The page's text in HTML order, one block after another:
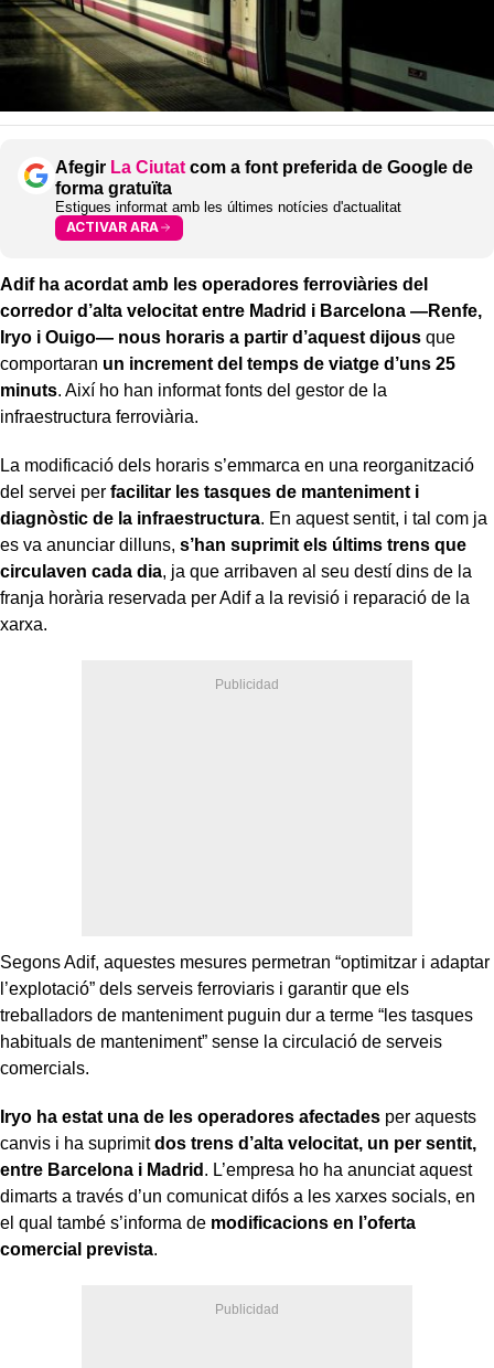
Afegir La Ciutat com a font preferida de Google de
forma gratuïta
Estigues informat amb les últimes notícies d'actualitat
ACTIVAR ARA
Adif ha acordat amb les operadores ferroviàries del
corredor d’alta velocitat entre Madrid i Barcelona —Renfe,
Iryo i Ouigo— nous horaris a partir d’aquest dijous que
comportaran un increment del temps de viatge d’uns 25
minuts. Així ho han informat fonts del gestor de la
infraestructura ferroviària.
La modificació dels horaris s’emmarca en una reorganització
del servei per facilitar les tasques de manteniment i
diagnòstic de la infraestructura. En aquest sentit, i tal com ja
es va anunciar dilluns, s’han suprimit els últims trens que
circulaven cada dia, ja que arribaven al seu destí dins de la
franja horària reservada per Adif a la revisió i reparació de la
xarxa.
Segons Adif, aquestes mesures permetran “optimitzar i adaptar
l’explotació” dels serveis ferroviaris i garantir que els
treballadors de manteniment puguin dur a terme “les tasques
habituals de manteniment” sense la circulació de serveis
comercials.
Iryo ha estat una de les operadores afectades per aquests
canvis i ha suprimitdos trens d’alta velocitat, un per sentit,
entre Barcelona i Madrid . L’empresa ho ha anunciat aquest
dimarts a través d’un comunicat difós a les xarxes socials, en
el qual també s’informa de modificacions en l’oferta
comercial prevista.